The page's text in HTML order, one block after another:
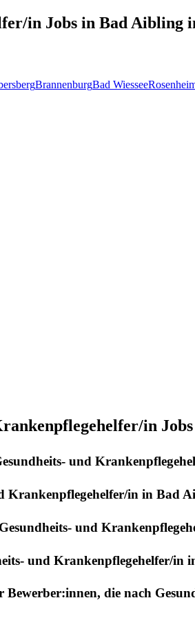
in Jobs in Bad Aibling
BrannenburgBad Wiessee
in
und
Krankenpflegehelfer/in in Bad
Gesundheits- und
und Krankenpflegehelfer/in
Bewerber:innen, die nach